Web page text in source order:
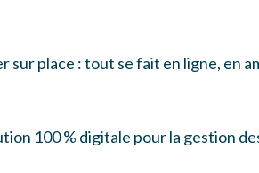
sur place : tout se fait en ligne, en
100 % digitale pour la gestion